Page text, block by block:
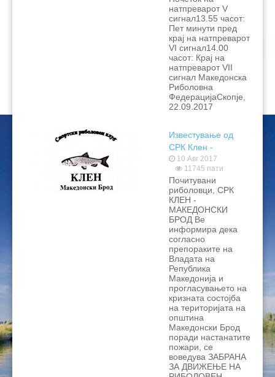
натпреварот V
сигнал13.55 часот:
Пет минути пред
крај на натпреварот
VI сигнал14.00
часот: Крај на
натпреварот VII
сигнал Македонска
Риболовна
ФедерацијаСкопје,
22.09.2017
Известување од
СРК Клен -
Македонски Брод
10 Авг 2017
11745 пати
Почитувани
риболовци, СРК
КЛЕН -
МАКЕДОНСКИ
БРОД Ве
информира дека
согласно
препораките на
Владата на
Република
Македонија и
прогласувањето на
кризната состојба
на територијата на
општина
Македонски Брод
поради настанатите
пожари, се
воведува ЗАБРАНА
ЗА ДВИЖЕЊЕ НА